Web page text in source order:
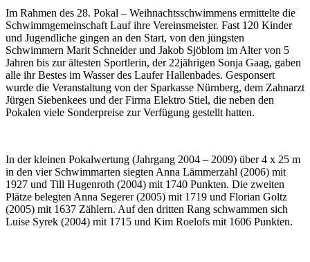
Im Rahmen des 28. Pokal – Weihnachtsschwimmens ermittelte die
Schwimmgemeinschaft Lauf ihre Vereinsmeister. Fast 120 Kinder
und Jugendliche gingen an den Start, von den jüngsten
Schwimmern Marit Schneider und Jakob Sjöblom im Alter von 5
Jahren bis zur ältesten Sportlerin, der 22jährigen Sonja Gaag, gaben
alle ihr Bestes im Wasser des Laufer Hallenbades. Gesponsert
wurde die Veranstaltung von der Sparkasse Nürnberg, dem Zahnarzt
Jürgen Siebenkees und der Firma Elektro Stiel, die neben den
Pokalen viele Sonderpreise zur Verfügung gestellt hatten.
In der kleinen Pokalwertung (Jahrgang 2004 – 2009) über 4 x 25 m
in den vier Schwimmarten siegten Anna Lämmerzahl (2006) mit
1927 und Till Hugenroth (2004) mit 1740 Punkten. Die zweiten
Plätze belegten Anna Segerer (2005) mit 1719 und Florian Goltz
(2005) mit 1637 Zählern. Auf den dritten Rang schwammen sich
Luise Syrek (2004) mit 1715 und Kim Roelofs mit 1606 Punkten.